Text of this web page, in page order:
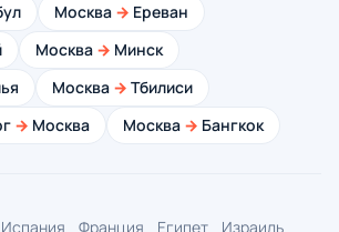
Москва → Ереван
Москва → Минск
Москва → Тбилиси
→ Москва Москва → Бангкок
Испания Франция Египет
Израиль